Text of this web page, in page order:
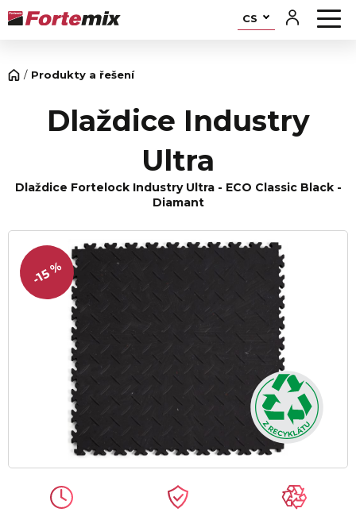
CS
Produkty a řešení
Dlaždice Industry
Ultra
Dlaždice Fortelock Industry Ultra - ECO Classic Black -
Diamant
-15 %